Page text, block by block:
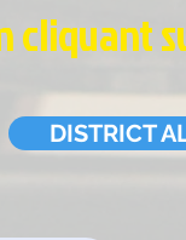
DISTRICT